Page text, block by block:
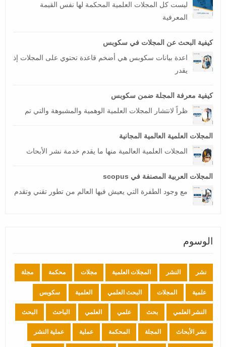
ليست كل المجلات العلمية المحكمة لها نفس القيمة
المعرفية
كيفية البحث عن المجلات في سكوبس
اعدة بيانات سكوبس هي أضخم قاعدة تحتوي على المجلات إذ
يقدر
كيفية معرفة المجلة ضمن سكوبس
ظراً لانتشار المجلات العلمية الوهمية والمشبوهة والتي تم
المجلات العلمية العالمية المجانية
المجلات العلمية العالمية منها ما يقدم خدمة نشر الأبحاث
المجلات العربية المصنفة في scopus
مع وجود الطفرة التي يعيش فيها العالم من تطور تقني وتقدم
الوسوم
نشر النشر المجلات العلمية مجلات محكمة مجلة
علمية المجلات البحث العلمي العلمية سكوبس
النشر العلمي بحث علمي العلمي الباحث البحث
نشر الأبحاث المجلة المحكمة عملية عملية النشر